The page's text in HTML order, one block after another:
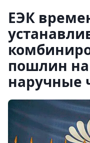
ЕЭК
пошлин
наручные